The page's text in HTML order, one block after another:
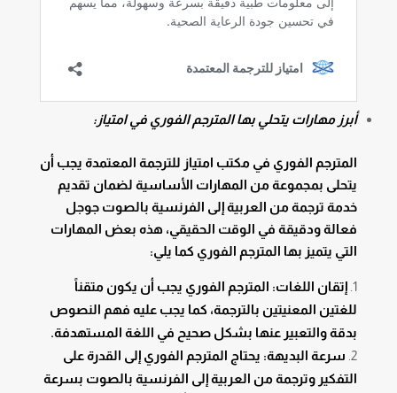
أبرز مهارات يتحلي بها المترجم الفوري في امتياز:
المترجم الفوري في مكتب امتياز للترجمة المعتمدة يجب أن
يتحلى بمجموعة من المهارات الأساسية لضمان تقديم
خدمة ترجمة من العربية إلى الفرنسية بالصوت جوجل
فعالة ودقيقة في الوقت الحقيقي، هذه بعض المهارات
التي يتميز بها المترجم الفوري كما يلي:
إتقان اللغات: المترجم الفوري يجب أن يكون متقناً
للغتين المعنيتين بالترجمة، كما يجب عليه فهم النصوص
بدقة والتعبير عنها بشكل صحيح في اللغة المستهدفة.
سرعة البديهة: يحتاج المترجم الفوري إلى القدرة على
التفكير وترجمة من العربية إلى الفرنسية بالصوت بسرعة